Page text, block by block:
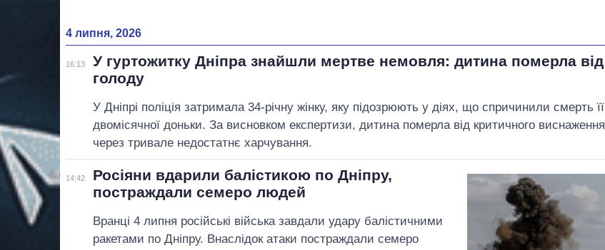
4 липня, 2026
16:13
У гуртожитку Дніпра знайшли мертве немовля: дитина померла від
голоду
У Дніпрі поліція затримала 34-річну жінку, яку підозрюють у діях, що спричинили смерть її
двомісячної доньки. За висновком експертизи, дитина померла від критичного виснаження
через тривале недостатнє харчування.
14:42
Росіяни вдарили балістикою по Дніпру,
постраждали семеро людей
Вранці 4 липня російські війська завдали удару балістичними
ракетами по Дніпру. Внаслідок атаки постраждали семеро